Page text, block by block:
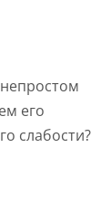
его
слабости?